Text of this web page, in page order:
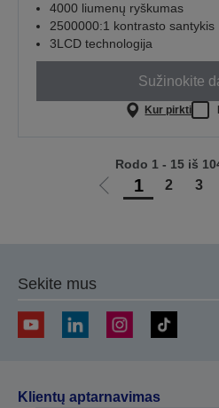
4000 liumenų ryškumas
2500000:1 kontrasto santykis
3LCD technologija
Sužinokite
Kur pirkti
Eiti
1 2 3
Rodo 1 - 15 iš
Sekite mus
Klientų aptarnavimas